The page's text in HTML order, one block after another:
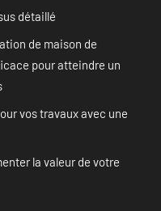
détaillé
de maison de
pour atteindre un
vos travaux avec une
la valeur de votre